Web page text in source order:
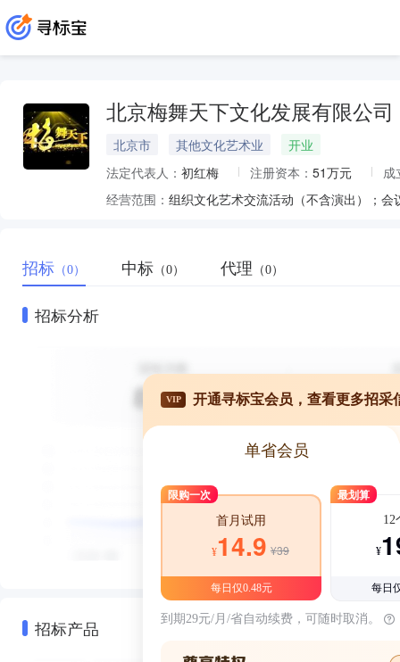
北京梅舞天下文化发展有限公司
北京市 其他文化艺术业
开业
法定代表人： 初红梅 注册资本： 51万元
成
经营范围：
招标 （0） 中标 （0） 代理 （0）
招标分析
招标产品
VIP 开通寻标宝会员，查看更多招采
单省会员
限购一次
首月试用
¥14.9 ¥39
每日仅0.48元
最划算
12
¥
每日
到期29元/月/省自动续费，可随时取消。